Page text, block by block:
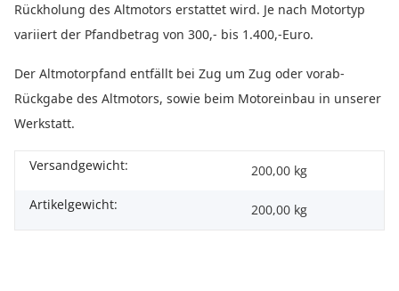
Rückholung des Altmotors erstattet wird. Je nach Motortyp
variiert der Pfandbetrag von 300,- bis 1.400,-Euro.
Der Altmotorpfand entfällt bei Zug um Zug oder vorab-
Rückgabe des Altmotors, sowie beim Motoreinbau in unserer
Werkstatt.
Versandgewicht:
200,00 kg
Artikelgewicht:
200,00 kg